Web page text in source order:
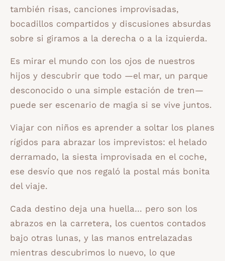
también risas, canciones improvisadas,
bocadillos compartidos y discusiones absurdas
sobre si giramos a la derecha o a la izquierda.
Es mirar el mundo con los ojos de nuestros
hijos y descubrir que todo —el mar, un parque
desconocido o una simple estación de tren—
puede ser escenario de magia si se vive juntos.
Viajar con niños es aprender a soltar los planes
rígidos para abrazar los imprevistos: el helado
derramado, la siesta improvisada en el coche,
ese desvío que nos regaló la postal más bonita
del viaje.
Cada destino deja una huella… pero son los
abrazos en la carretera, los cuentos contados
bajo otras lunas, y las manos entrelazadas
mientras descubrimos lo nuevo, lo que